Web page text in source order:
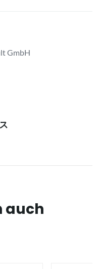
GmbH
auch